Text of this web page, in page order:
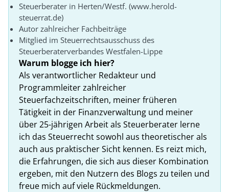
Steuerberater in Herten/Westf. (www.herold-
steuerrat.de)
Autor zahlreicher Fachbeiträge
Mitglied im Steuerrechtsausschuss des
Steuerberaterverbandes Westfalen-Lippe
Warum blogge ich hier?
Als verantwortlicher Redakteur und
Programmleiter zahlreicher
Steuerfachzeitschriften, meiner früheren
Tätigkeit in der Finanzverwaltung und meiner
über 25-jährigen Arbeit als Steuerberater lerne
ich das Steuerrecht sowohl aus theoretischer als
auch aus praktischer Sicht kennen. Es reizt mich,
die Erfahrungen, die sich aus dieser Kombination
ergeben, mit den Nutzern des Blogs zu teilen und
freue mich auf viele Rückmeldungen.